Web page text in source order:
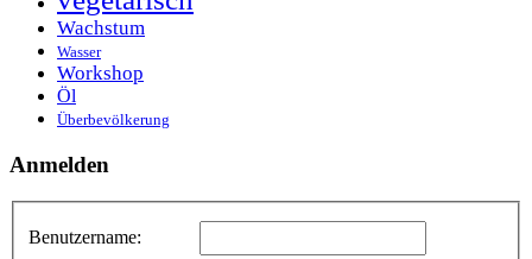
Wachstum
Wasser
Workshop
Öl
Überbevölkerung
Anmelden
Benutzername: